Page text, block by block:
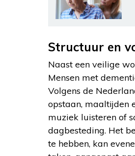
Structuur en
Naast een veilige
Mensen met
Volgens de
opstaan, maaltijden
muziek luisteren of
dagbesteding. Het
te hebben, kan